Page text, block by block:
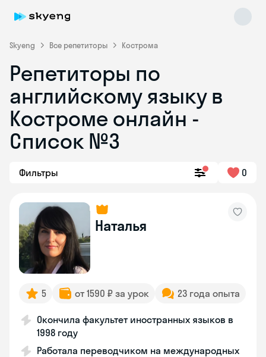
Skyeng Все репетиторы Кострома
Репетиторы по
английскому языку в
Костроме онлайн -
Список №3
Фильтры 0
Наталья
5 от 1590 ₽ за урок 23 года опыта
Окончила факультет иностранных языков в
1998 году
Работала переводчиком на международных